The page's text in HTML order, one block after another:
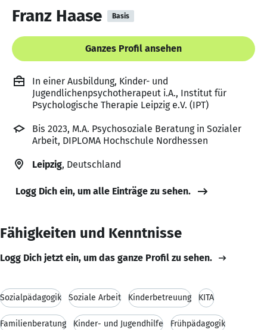
Franz Haase Basis
Ganzes Profil ansehen
In einer Ausbildung, Kinder- und
Jugendlichenpsychotherapeut i.A., Institut für
Psychologische Therapie Leipzig e.V. (IPT)
Bis 2023, M.A. Psychosoziale Beratung in Sozialer
Arbeit, DIPLOMA Hochschule Nordhessen
Leipzig, Deutschland
Logg Dich ein, um alle Einträge zu sehen.
Fähigkeiten und Kenntnisse
Logg Dich jetzt ein, um das ganze Profil zu sehen.
Sozialpädagogik Soziale Arbeit Kinderbetreuung KITA
Familienberatung Kinder- und Jugendhilfe Frühpädagogik